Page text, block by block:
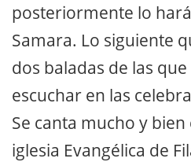
posteriormente lo
Samara. Lo siguiente
dos baladas de las
escuchar en las
Se canta mucho y bien
iglesia Evangélica de